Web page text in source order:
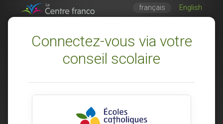
français English
Connectez-vous via votre
conseil scolaire